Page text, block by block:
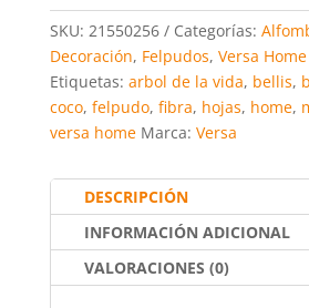
70
x
40
cm
cantidad
c
e
b
o
o
k
itt
er
ai
l
at
s
A
p
p
er
e
st
SKU: 21550256 Categorías:
Decoración, Felpudos, Versa
Etiquetas: arbol de la vida, bellis,
coco, felpudo, fibra, hojas, home,
versa home Marca: Versa
DESCRIPCIÓN
INFORMACIÓN ADICIONAL
VALORACIONES (0)